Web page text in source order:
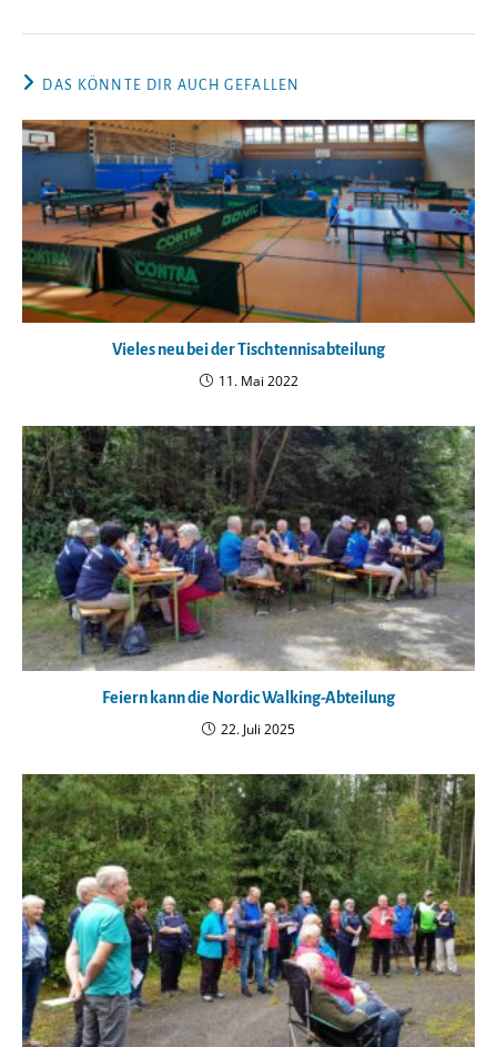
DAS KÖNNTE DIR AUCH GEFALLEN
Vieles neu bei der Tischtennisabteilung
11. Mai 2022
Feiern kann die Nordic Walking-Abteilung
22. Juli 2025